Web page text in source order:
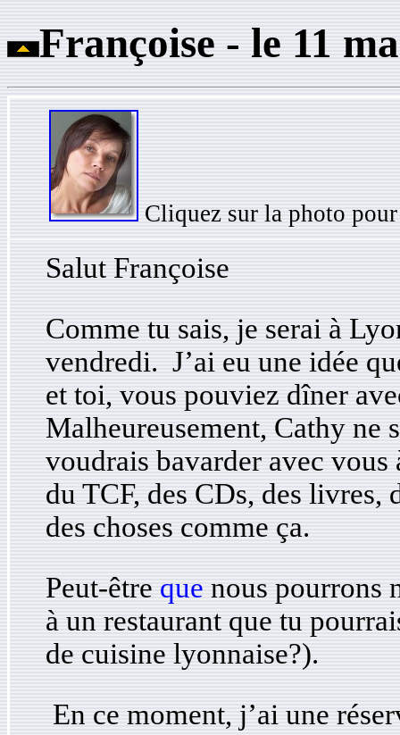
Françoise - le 11
Cliquez sur la photo
Salut Françoise
Comme tu sais, je serai à
vendredi. J’ai eu une idée
et toi, vous pouviez dîner
Malheureusement, Cathy ne
voudrais bavarder avec
du TCF, des CDs, des livres,
des choses comme ça.
Peut-être que nous pourrons
à un restaurant que tu
de cuisine lyonnaise?).
En ce moment, j’ai une